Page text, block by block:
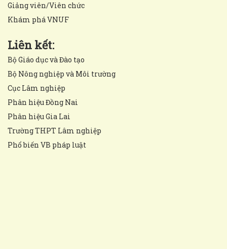
Giảng viên/Viên chức
Khám phá VNUF
Liên kết:
Bộ Giáo dục và Đào tạo
Bộ Nông nghiệp và Môi trường
Cục Lâm nghiệp
Phân hiệu Đồng Nai
Phân hiệu Gia Lai
Trường THPT Lâm nghiệp
Phổ biến VB pháp luật